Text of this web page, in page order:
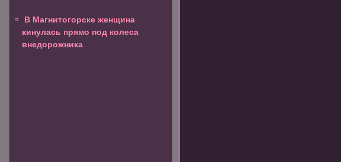
В Магнитогорске женщина
кинулась прямо под колеса
внедорожника